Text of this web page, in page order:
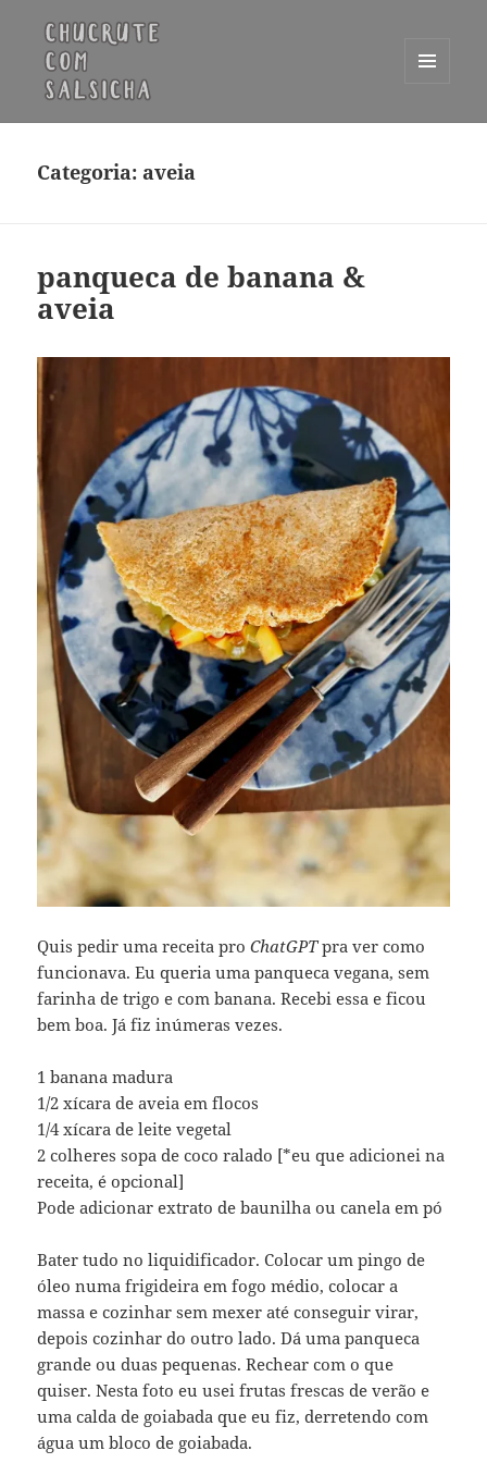
WIDGETS
Categoria: aveia
panqueca de banana &
aveia
Quis pedir uma receita proChatGPTpra ver como
funcionava. Eu queria uma panqueca vegana, sem
farinha de trigo e com banana. Recebi essa e ficou
bem boa. Já fiz inúmeras vezes.
1 banana madura
1/2 xícara de aveia em flocos
1/4 xícara de leite vegetal
2 colheres sopa de coco ralado [*eu que adicionei na
receita, é opcional]
Pode adicionar extrato de baunilha ou canela em pó
Bater tudo no liquidificador. Colocar um pingo de
óleo numa frigideira em fogo médio, colocar a
massa e cozinhar sem mexer até conseguir virar,
depois cozinhar do outro lado. Dá uma panqueca
grande ou duas pequenas. Rechear com o que
quiser. Nesta foto eu usei frutas frescas de verão e
uma calda de goiabada que eu fiz, derretendo com
água um bloco de goiabada.